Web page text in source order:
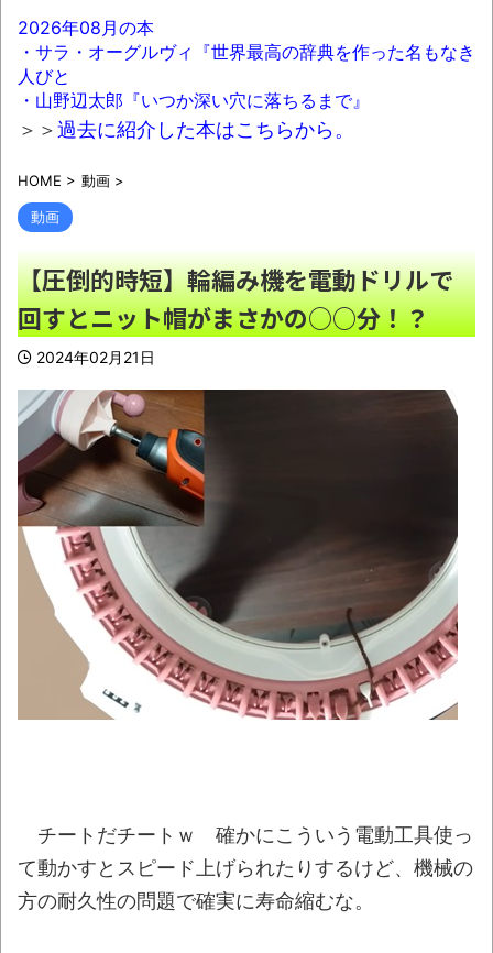
NEW!
【悲報】ワイのスニーカー、パンティーを
履いた靴とか馬鹿にされる
【徹底議論】漫画史上「最大のやらかし展
【黒豆】なんだよこの漫画ｗｗｗ【注意】
NEW!
【衝撃】ワイ、保険金2億円と遺産6000万
円を相続したら「こう」なった・・・NEW!
【動画】DJI Neo2で釣りの自撮りをしよう
とした男の悲劇（ノ∇`）
【朗報】Twitter(X)、転載やヘイターが暴れ
すぎて収益化が9/7に終わるｗｗｗｗｗ
非正規が給料上がらないのって当たり前じ
ゃねNEW!
絵師「アナログ絵で独学でここまで成長し
ましたー！」→AIイラストだろと批判殺到→絵
師「本日をもちまして全てを終えようと思いま
す」→しかし・・・NEW!
【豪快】ある蕎麦屋の店頭サンプルが“誇張
しすぎ”だと話題にｗｗｗｗNEW!
れた」 裏話を暴露してしまいアイドル業界騒
然・・・NEW!
話題のセクシーホラー『スパンキング除
2026年08月の本
・サラ・オーグルヴィ『世界最高の辞典を作った名もなき
人びと
・山野辺太郎『いつか深い穴に落ちるまで』
＞＞過去に紹介した本はこちらから。
HOME > 動画 >
動画
【圧倒的時短】輪編み機を電動ドリルで
回すとニット帽がまさかの○○分！？
2024年02月21日
チートだチートｗ 確かにこういう電動工具使っ
て動かすとスピード上げられたりするけど、機械の
方の耐久性の問題で確実に寿命縮むな。